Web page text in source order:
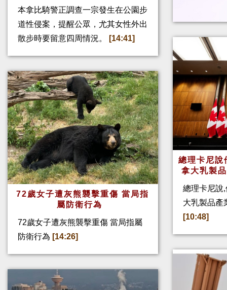
本拿比騎警正調查一宗發生在公園步
道性侵案，提醒公眾，尤其女性外出
散步時要留意四周情況。
[14:41]
72歲女子遭灰熊襲擊重傷 當局指
屬防衛行為
72歲女子遭灰熊襲擊重傷 當局指屬
防衛行為 [14:26]
總理卡尼
拿大乳製
總理卡尼說
大乳製品產
[10:48]